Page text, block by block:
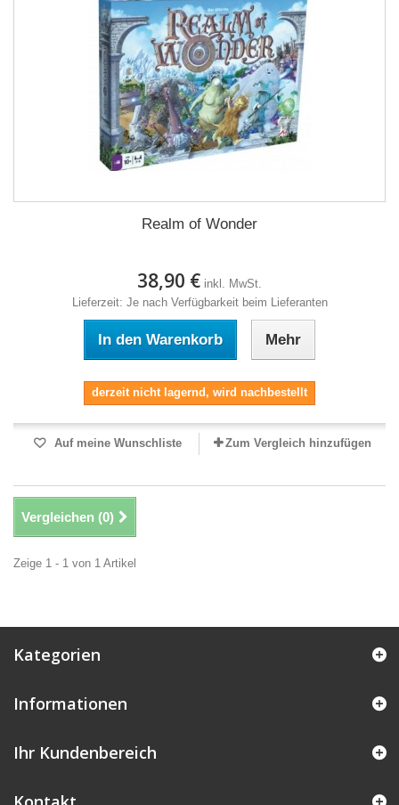
Realm of Wonder
38,90 € inkl. MwSt.
Lieferzeit: Je nach Verfügbarkeit beim Lieferanten
In den Warenkorb Mehr
derzeit nicht lagernd, wird nachbestellt
Auf meine Wunschliste Zum Vergleich hinzufügen
Vergleichen (0)
Zeige 1 - 1 von 1 Artikel
Kategorien
Informationen
Ihr Kundenbereich